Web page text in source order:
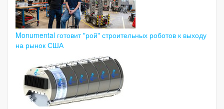
Monumental готовит "рой" строительных роботов к выходу
на рынок США